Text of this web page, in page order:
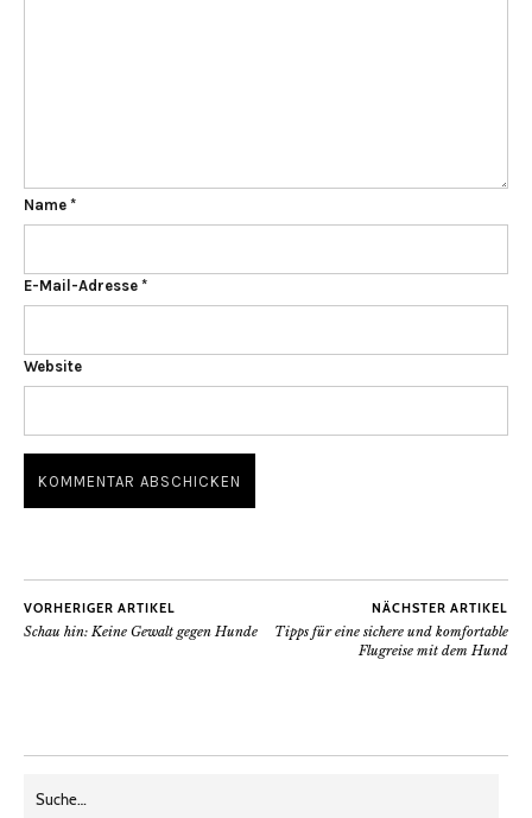
Name *
E-Mail-Adresse *
Website
VORHERIGER ARTIKEL
Schau hin: Keine Gewalt gegen Hunde
NÄCHSTER ARTIKEL
Tipps für eine sichere und komfortable
Flugreise mit dem Hund